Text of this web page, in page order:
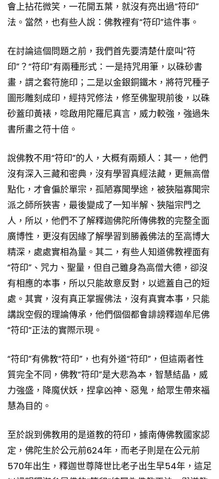
會上拈花微笑，一花開五葉，就沒有亮出過“符印”
法。當然，也有些人說：佛教裡有“符印”這件事。
在討論這個問題之前，我們首先要清楚什麼叫“符
印”？“符印”有兩種形式：一是持咒用筆，以硃砂書
畫，謂之套符施印；二是以金銀銅鐵木，將符咒種子
圖形雕刻成印，經持咒修法，修至佛聖現前後，以硃
砂蓋印黃裱，唸啟用陀羅尼真言，威力較強，強過朱
書所畫之符十倍。
說佛教不用“符印”的人，大概有兩類人：其一，他們
沒有深入三藏和密典，沒有學習真經法藏，更無高僧
點化，才會偏於單宗，孤陋寡聞學途，被狹隘寡聞宗
派之師所狹害，最後變成了一知半解、狹隘宗門之
人，所以，他們不了解釋迦佛陀所傳佛教的完整全面
廣博性，更沒有因緣了解學習到勝義佛法的至高博大
精深，處處實相為量。其二，有些人知道佛教裡面有
“符印”、咒力、聖量，但自己雖身為高僧大德，卻沒
有相應的本事，所以只能故意反對，以遮蓋自己的短
處。其實，沒有真正掌握佛法，沒有真實本事，只能
講說空假的理論傳承，他們個個都會誹謗釋迦牟尼佛
“符印“正法的實際示現。
“符印”有佛教“符印”，也有外道“符印”，但這兩者性
質完全不同，佛教“符印”是大悲為本，智慧結晶，威
力強盛，降魔伏妖，捏拿凶神、惡鬼，給眾生帶來福
慧為目的。
至於說到佛教用的是道教的符印，據南傳佛教國家認
定，佛陀生於公元前624年，而老子則是在公元前
570年出生，釋迦世尊降世比老子出生早54年，這足